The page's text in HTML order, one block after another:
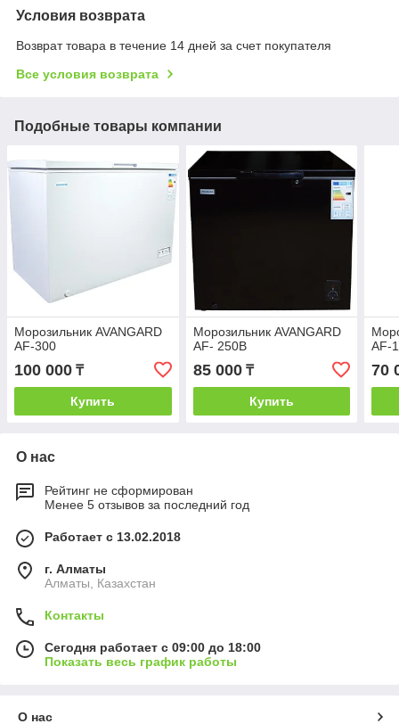
Условия возврата
Возврат товара в течение 14 дней за счет покупателя
Все условия возврата
Подобные товары компании
Морозильник AVANGARD
AF-300
100 000 ₸
Купить
Морозильник AVANGARD
AF- 250B
85 000₸
Купить
AF-
70
О нас
Рейтинг не сформирован
Менее 5 отзывов за последний год
Работает с 13.02.2018
г. Алматы
Алматы, Казахстан
Контакты
Сегодня работает с 09:00 до 18:00
Показать весь график работы
О нас